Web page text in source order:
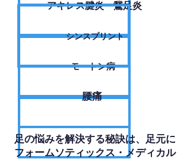
アキレス腱炎・鵞足炎
シンスプリント
モートン病
腰痛
足の悩みを解決する秘訣は、足元に
フォームソティックス・メディカル